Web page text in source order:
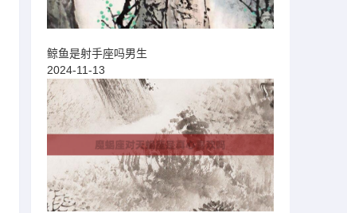
鲸鱼是射手座吗男生
2024-11-13